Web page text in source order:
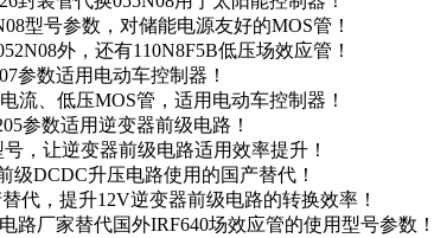
型号参数，对储能电源友好的MOS管！
外，还有110N8F5B低压场效应管！
参数适用电动车控制器！
流、低压MOS管，适用电动车控制器！
参数适用逆变器前级电路！
，让逆变器前级电路适用效率提升！
级DCDC升压电路使用的国产替代！
代，提升12V逆变器前级电路的转换效率！
路厂家替代国外IRF640场效应管的使用型号参数！